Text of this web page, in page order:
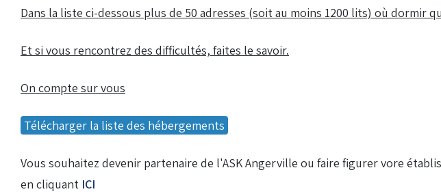
Dans la liste ci-dessous plus de 50 adresses (soit au moins 1200 lits) où dormir
Et si vous rencontrez des difficultés, faites le savoir.
On compte sur vous
Télécharger la liste des hébergements
Vous souhaitez devenir partenaire de l'ASK Angerville ou faire figurer vore
en cliquant ICI
Equipements Vidéo
Droits de piste